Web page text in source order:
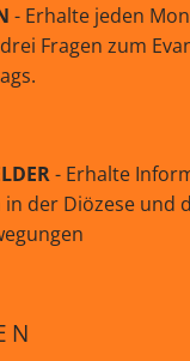
- Erhalte jeden
Fragen zum
- Erhalte
der Diözese und